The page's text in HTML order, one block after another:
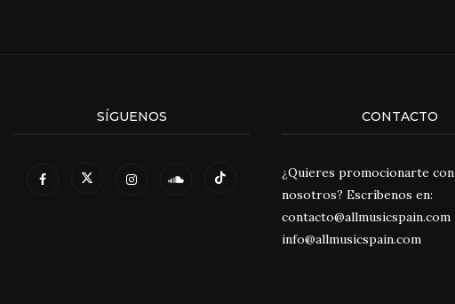
SÍGUENOS CONTACTO
¿Quieres promocionarte con
nosotros? Escríbenos en:
contacto@allmusicspain.com
info@allmusicspain.com